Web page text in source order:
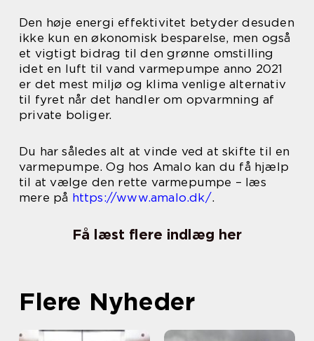
Den høje energi effektivitet betyder desuden
ikke kun en økonomisk besparelse, men også
et vigtigt bidrag til den grønne omstilling
idet en luft til vand varmepumpe anno 2021
er det mest miljø og klima venlige alternativ
til fyret når det handler om opvarmning af
private boliger.
Du har således alt at vinde ved at skifte til en
varmepumpe. Og hos Amalo kan du få hjælp
til at vælge den rette varmepumpe – læs
mere på https://www.amalo.dk/.
Få læst flere indlæg her
Flere Nyheder